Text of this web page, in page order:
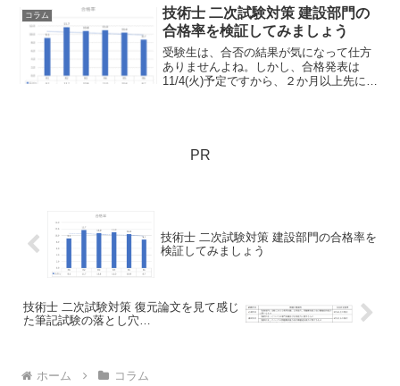
は、国語的なスキルを身に付けることが
重要です。では、国語...
コラム
技術士 二次試験対策 建設部門の
合格率を検証してみましょう
受験生は、合否の結果が気になって仕方
ありませんよね。しかし、合格発表は
11/4(火)予定ですから、２か月以上先にな
PR
技術士 二次試験対策 建設部門の合格率を
検証してみましょう
技術士 二次試験対策 復元論文を見て感じ
た筆記試験の落とし穴…
ホーム コラム